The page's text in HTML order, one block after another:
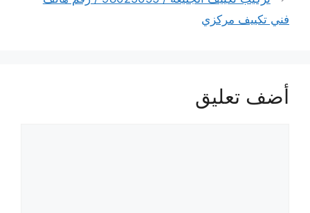
فني تكييف مركزي
أضف تعليق